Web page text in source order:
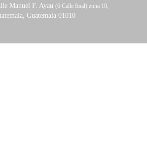
Manuel F. Ayau (6 Calle final) zona 10,
Guatemala 01010